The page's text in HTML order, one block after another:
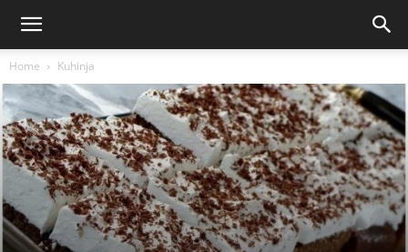
Home Kuhinja